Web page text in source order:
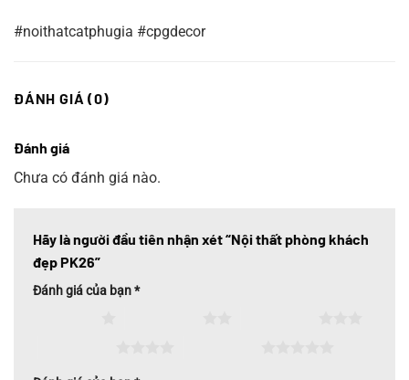
#noithatcatphugia #cpgdecor
ĐÁNH GIÁ (0)
Đánh giá
Chưa có đánh giá nào.
Hãy là người đầu tiên nhận xét “Nội thất phòng khách
đẹp PK26”
Đánh giá của bạn*